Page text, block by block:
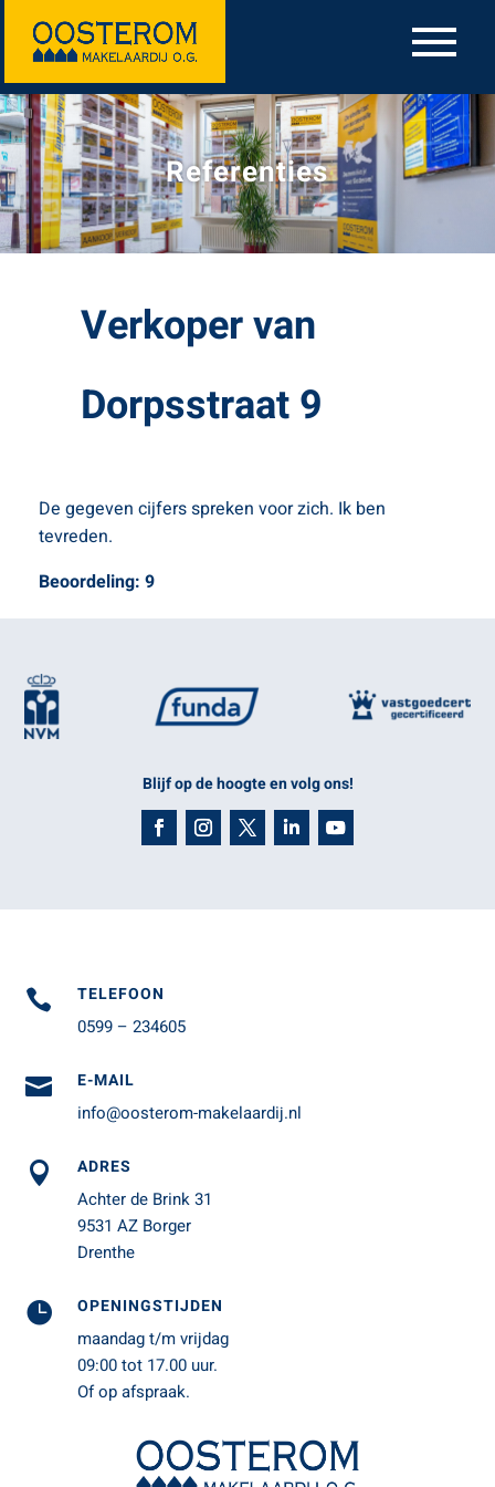
Referenties
Verkoper van
Dorpsstraat 9
De gegeven cijfers spreken voor zich. Ik ben
tevreden.
Beoordeling: 9
Blijf op de hoogte en volg ons!
 TELEFOON
0599 – 234605
 E-MAIL
info@oosterom-makelaardij.nl
 ADRES
Achter de Brink 31
9531 AZ Borger
Drenthe
 OPENINGSTIJDEN
maandag t/m vrijdag
09:00 tot 17.00 uur.
Of op afspraak.